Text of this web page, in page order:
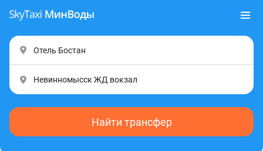
Найти трансфер